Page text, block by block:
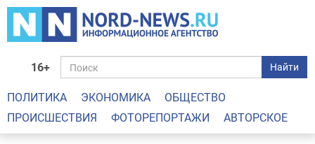
16+ Найти
ПОЛИТИКА ЭКОНОМИКА
ОБЩЕСТВО
ПРОИСШЕСТВИЯ
ФОТОРЕПОРТАЖИ АВТОРСКОЕ